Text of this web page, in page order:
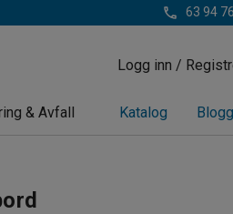
63 94
Logg inn /
& Avfall Katalog Blogg